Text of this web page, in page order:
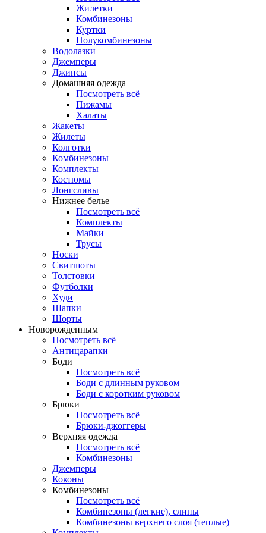
Жилетки
Комбинезоны
Куртки
Полукомбинезоны
Водолазки
Джемперы
Джинсы
Домашняя одежда
Посмотреть всё
Пижамы
Халаты
Жакеты
Жилеты
Колготки
Комбинезоны
Комплекты
Костюмы
Лонгсливы
Нижнее белье
Посмотреть всё
Комплекты
Майки
Трусы
Носки
Свитшоты
Толстовки
Футболки
Худи
Шапки
Шорты
Новорожденным
Посмотреть всё
Антицарапки
Боди
Посмотреть всё
Боди с длинным руковом
Боди с коротким руковом
Брюки
Посмотреть всё
Брюки-джоггеры
Верхняя одежда
Посмотреть всё
Комбинезоны
Джемперы
Коконы
Комбинезоны
Посмотреть всё
Комбинезоны (легкие), слипы
Комбинезоны верхнего слоя (теплые)